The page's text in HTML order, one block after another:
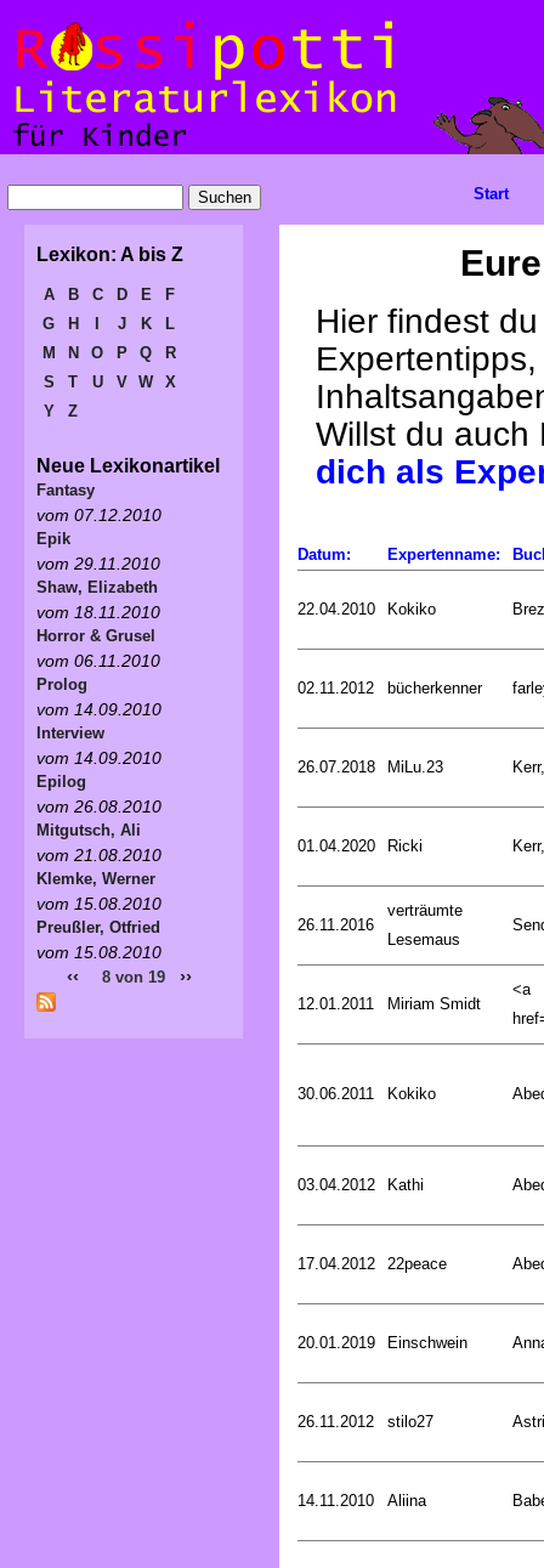
Hier findest
Willst du
dich als
Datum: Expertenname:
22.04.2010 Kokiko
02.11.2012 bücherkenner
26.07.2018 MiLu.23
01.04.2020 Ricki
26.11.2016
verträumte
Lesemaus
12.01.2011 Miriam Smidt
<a
30.06.2011 Kokiko
03.04.2012 Kathi
17.04.2012 22peace
20.01.2019 Einschwein
26.11.2012 stilo27
14.11.2010 Aliina
Start
Lexikon: A bis Z
A B C D E
F
G
H J K
L
M
N O P Q
R
S
T U V W
X
Y
Z
Neue Lexikonartikel
Fantasy
vom 07.12.2010
Epik
vom 29.11.2010
Shaw, Elizabeth
vom 18.11.2010
Horror & Grusel
vom 06.11.2010
Prolog
vom 14.09.2010
Interview
vom 14.09.2010
Epilog
vom 26.08.2010
Mitgutsch, Ali
vom 21.08.2010
Klemke, Werner
vom 15.08.2010
Preußler, Otfried
vom 15.08.2010
‹‹ 8 von 19 ››